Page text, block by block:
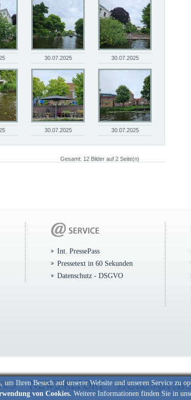
um Ihren Besuch auf unserer Website und unseren Service zu
von Cookies. Weitere Informationen finden Sie in
30.07.2025 30.07.2025
30.07.2025 30.07.2025
Gesamt: 12 Bilder auf 2 Seite(n)
Int. PressePass
Pressetext in 60 Sekunden
Datenschutz - DSGVO